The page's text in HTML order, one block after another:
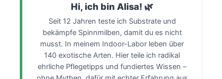
Hi, ich bin Alisa! 🌿
Seit 12 Jahren teste ich Substrate und
bekämpfe Spinnmilben, damit du es nicht
musst. In meinem Indoor-Labor leben über
140 exotische Arten. Hier teile ich radikal
ehrliche Pflegetipps und fundiertes Wissen –